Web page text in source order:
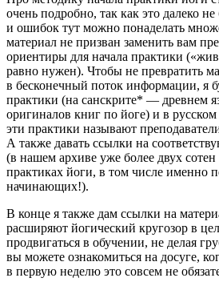
очень подробно, так как это далеко не
и ошибок тут можно понаделать
материал не призван заменить вам
ориентиры для начала практики
равно нужен). Чтобы не превратить
в бесконечный поток информации, я
практики (на санскрите* — древнем
оригиналов книг по йоге) и в
эти практики называют
А также давать ссылки на
(в нашем архиве уже более двух сотен
практиках йоги, в том числе именно
начинающих!).
В конце я также дам ссылки на
расширяют йогический кругозор в
продвигаться в обучении, не делая
вы можете ознакомиться на досуге,
в первую неделю это совсем не